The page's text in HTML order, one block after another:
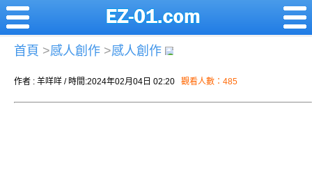
首頁 >感人創作 >感人創作
作者 : 羊咩咩 / 時間:2024年02月04日 02:20 觀看人數：485